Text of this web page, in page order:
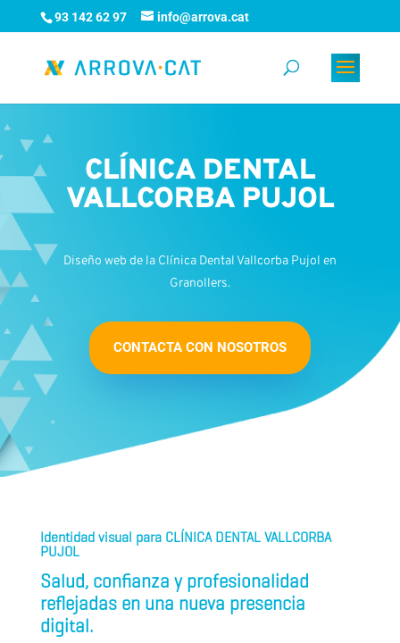
93 142 62 97 info@arrova.cat
CLÍNICA DENTAL
VALLCORBA PUJOL
Diseño web de la Clínica Dental Vallcorba Pujol en
Granollers.
CONTACTA CON NOSOTROS
Identidad visual para CLÍNICA DENTAL VALLCORBA
PUJOL
Salud, confianza y profesionalidad
reflejadas en una nueva presencia
digital.